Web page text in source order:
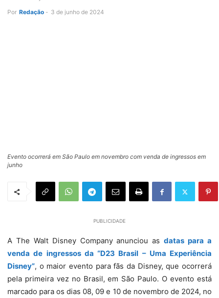
Por Redação - 3 de junho de 2024
Evento ocorrerá em São Paulo em novembro com venda de ingressos em
junho
PUBLICIDADE
A The Walt Disney Company anunciou asdatas para a
venda de ingressos da “D23 Brasil – Uma Experiência
Disney”, o maior evento para fãs da Disney, que ocorrerá
pela primeira vez no Brasil, em São Paulo. O evento está
marcado para os dias 08, 09 e 10 de novembro de 2024, no